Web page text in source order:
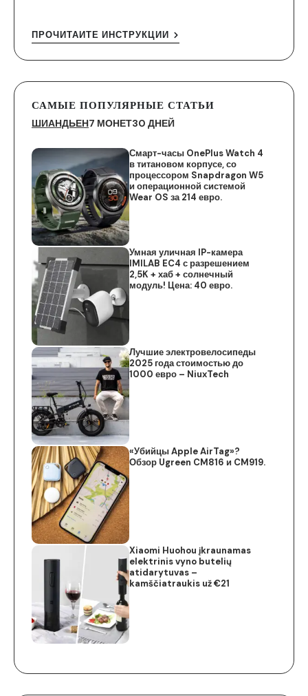
ПРОЧИТАЙТЕ ИНСТРУКЦИИ
САМЫЕ ПОПУЛЯРНЫЕ СТАТЬИ
ШИАНДЬЕН7 МОНЕТ30 ДНЕЙ
Смарт-часы OnePlus Watch 4
в титановом корпусе, со
процессором Snapdragon W5
и операционной системой
Wear OS за 214 евро.
Умная уличная IP-камера
IMILAB EC4 с разрешением
2,5K + хаб + солнечный
модуль! Цена: 40 евро.
Лучшие электровелосипеды
2025 года стоимостью до
1000 евро – NiuxTech
«Убийцы Apple AirTag»?
Обзор Ugreen CM816 и CM919.
Xiaomi Huohou įkraunamas
elektrinis vyno butelių
atidarytuvas –
kamščiatraukis už €21